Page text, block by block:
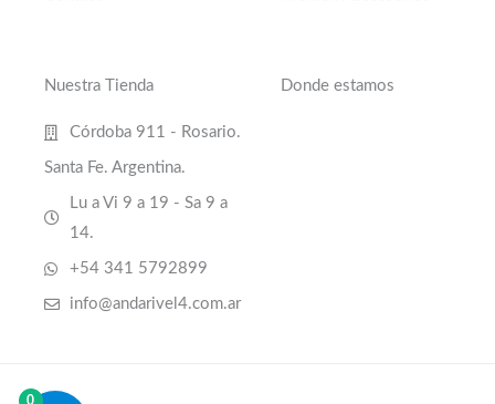
Nuestra Tienda
Córdoba 911 - Rosario.
Santa Fe. Argentina.
Lu a Vi 9 a 19 - Sa 9 a
14.
+54 341 5792899
info@andarivel4.com.ar
Donde estamos
0